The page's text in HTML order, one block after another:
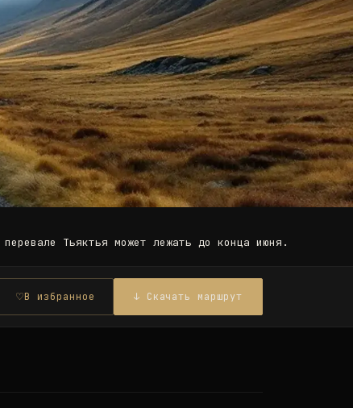
Тьяктья может лежать до конца июня.
♡В избранное ↓ Скачать маршрут